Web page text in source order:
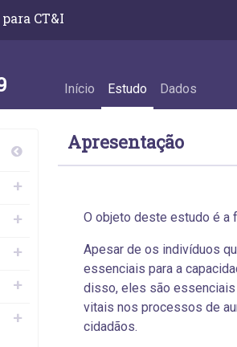
CT&I
Início Estudo Dados
Apresentação
O objeto deste estudo é a
Apesar de os indivíduos
essenciais para a
disso, eles são essenciais
vitais nos processos de
cidadãos.